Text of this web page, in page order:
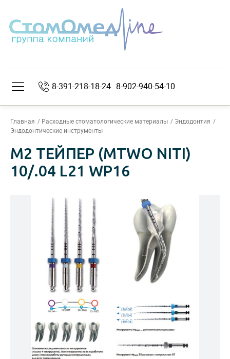
8-391-218-18-24 8-902-940-54-10
Главная Расходные стоматологические материалы
Эндодонтия
Эндодонтические инструменты
М2 ТЕЙПЕР (MTWO NITI)
10/.04 L21 WP16